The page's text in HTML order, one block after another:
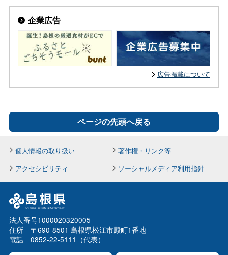
企業広告
広告掲載について
ページの先頭へ戻る
個人情報の取り扱い
著作権・リンク等
アクセシビリティ
ソーシャルメディア利用指針
法人番号1000020320005
住所 〒690-8501 島根県松江市殿町1番地
電話 0852-22-5111（代表）